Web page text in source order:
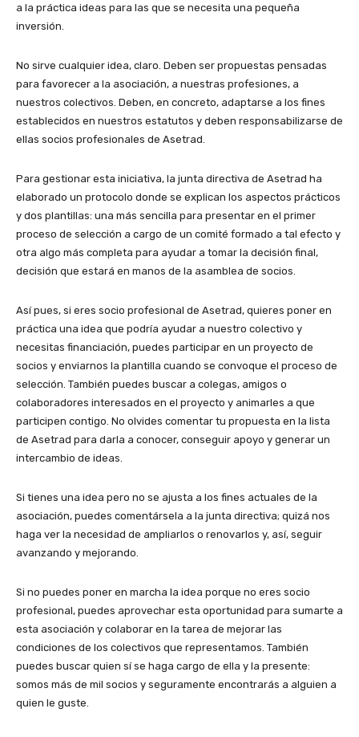
a la práctica ideas para las que se necesita una pequeña
inversión.
No sirve cualquier idea, claro. Deben ser propuestas pensadas
para favorecer a la asociación, a nuestras profesiones, a
nuestros colectivos. Deben, en concreto, adaptarse a los fines
establecidos en nuestros estatutos y deben responsabilizarse de
ellas socios profesionales de Asetrad.
Para gestionar esta iniciativa, la junta directiva de Asetrad ha
elaborado un protocolo donde se explican los aspectos prácticos
y dos plantillas: una más sencilla para presentar en el primer
proceso de selección a cargo de un comité formado a tal efecto y
otra algo más completa para ayudar a tomar la decisión final,
decisión que estará en manos de la asamblea de socios.
Así pues, si eres socio profesional de Asetrad, quieres poner en
práctica una idea que podría ayudar a nuestro colectivo y
necesitas financiación, puedes participar en un proyecto de
socios y enviarnos la plantilla cuando se convoque el proceso de
selección. También puedes buscar a colegas, amigos o
colaboradores interesados en el proyecto y animarles a que
participen contigo. No olvides comentar tu propuesta en la lista
de Asetrad para darla a conocer, conseguir apoyo y generar un
intercambio de ideas.
Si tienes una idea pero no se ajusta a los fines actuales de la
asociación, puedes comentársela a la junta directiva; quizá nos
haga ver la necesidad de ampliarlos o renovarlos y, así, seguir
avanzando y mejorando.
Si no puedes poner en marcha la idea porque no eres socio
profesional, puedes aprovechar esta oportunidad para sumarte a
esta asociación y colaborar en la tarea de mejorar las
condiciones de los colectivos que representamos. También
puedes buscar quien sí se haga cargo de ella y la presente:
somos más de mil socios y seguramente encontrarás a alguien a
quien le guste.